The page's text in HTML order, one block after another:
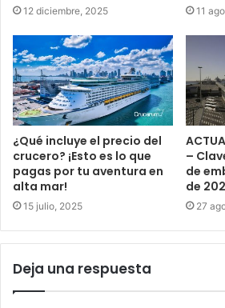
12 diciembre, 2025 11
¿Qué incluye el precio del
crucero? ¡Esto es lo que
pagas por tu aventura en
alta mar!
15 julio, 2025
–
de
de
27
Deja una respuesta